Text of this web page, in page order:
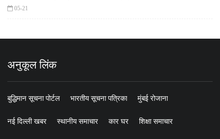
05-21
अनुकूल लिंक
बुद्धिमान सूचना पोर्टल भारतीय सूचना पत्रिका मुंबई रोजाना
नई दिल्ली खबर स्थानीय समाचार कार घर शिक्षा समाचार